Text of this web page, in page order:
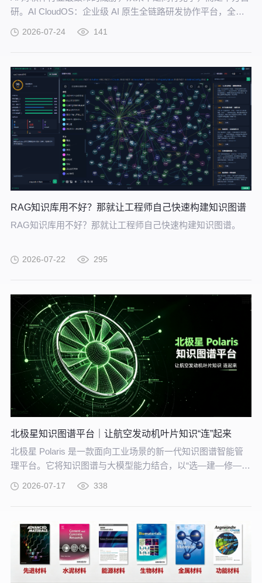
研。AI CloudOS：企业级 AI 原生全链路研发协作平台，全方
2026-07-24 141
RAG知识库用不好？那就让工程师自己快速构建知识图谱
RAG知识库用不好？那就让工程师自己快速构建知识图谱。
2026-07-22 295
北极星知识图谱平台｜让航空发动机叶片知识“连”起来
北极星 Polaris 是一款面向工业场景的新一代知识图谱智能管
理平台。它将知识图谱与大模型能力结合，以“选—建—修—
的知识网络。
2026-07-17 338